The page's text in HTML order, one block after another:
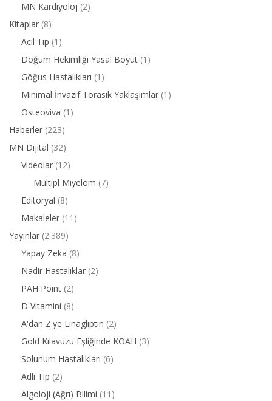
MN Kardiyoloj (2)
Kitaplar (8)
Acil Tıp (1)
Doğum Hekimliği Yasal Boyut (1)
Göğüs Hastalıkları (1)
Minimal İnvazif Torasik Yaklaşımlar (1)
Osteoviva (1)
Haberler (223)
MN Dijital (32)
Videolar (12)
Multipl Miyelom (7)
Editöryal (8)
Makaleler (11)
Yayınlar (2.389)
Yapay Zeka (8)
Nadir Hastalıklar (2)
PAH Point (2)
D Vitamini (8)
A'dan Z'ye Linagliptin (2)
Gold Kılavuzu Eşliğinde KOAH (3)
Solunum Hastalıkları (6)
Adli Tıp (2)
Algoloji (Ağrı) Bilimi (11)